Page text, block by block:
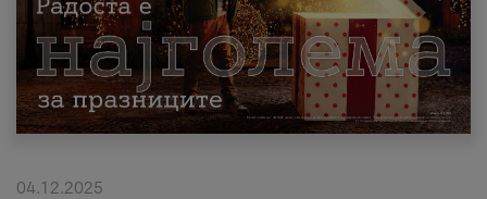
Приватни Деловни
Поддршка
Надополни кредит
04.12.2025